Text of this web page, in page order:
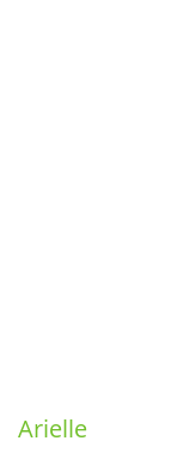
Arielle